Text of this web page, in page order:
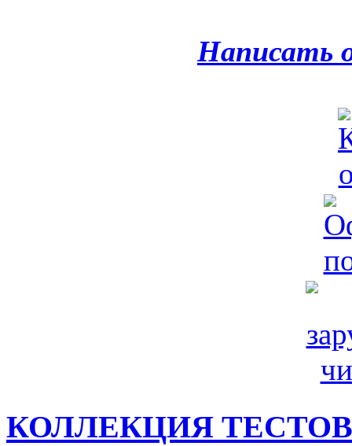
Написать
КОЛЛЕКЦИЯ ТЕСТОВ